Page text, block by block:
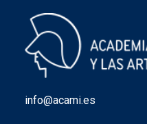
info@acami.es